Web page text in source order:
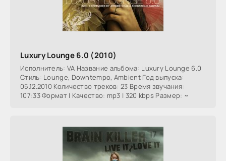
Luxury Lounge 6.0 (2010)
Исполнитель: VA Название альбома: Luxury Lounge 6.0
Стиль: Lounge, Downtempo, Ambient Год выпуска:
05.12.2010 Количество треков: 23 Время звучания:
107:33 Формат | Качество: mp3 | 320 kbps Размер: ~